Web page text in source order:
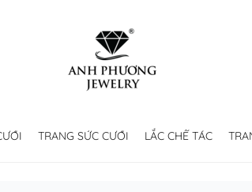
TRANG SỨC CƯỚI LẮC CHẾ TÁC